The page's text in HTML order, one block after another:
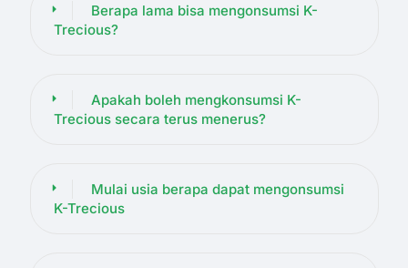
Berapa lama bisa mengonsumsi K-
Trecious?
Apakah boleh mengkonsumsi K-
Trecious secara terus menerus?
Mulai usia berapa dapat mengonsumsi
K-Trecious